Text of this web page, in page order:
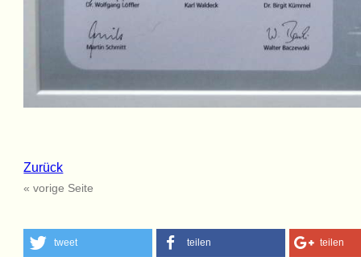
Zurück
« vorige Seite
tweet teilen teilen